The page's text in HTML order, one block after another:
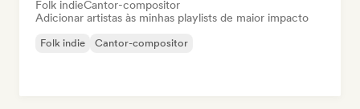
Folk indieCantor-compositor
Adicionar artistas às minhas playlists de maior impacto
Folk indie Cantor-compositor